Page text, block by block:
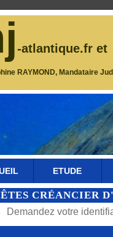
-atlantique.fr et
RAYMOND, Mandataire
ETUDE
CRÉANCIER
Demandez votre